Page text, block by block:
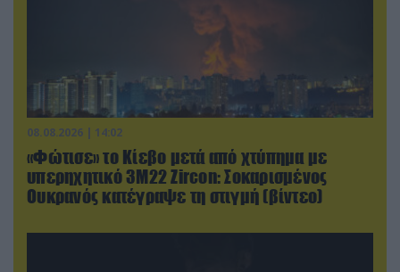
08.08.2026 | 14:02
«Φώτισε» το Κίεβο μετά από χτύπημα με
υπερηχητικό 3M22 Zircon: Σοκαρισμένος
Ουκρανός κατέγραψε τη στιγμή (βίντεο)